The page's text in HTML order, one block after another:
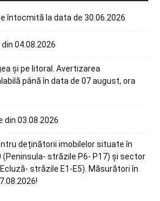
întocmită la data de 30.06.2026
04.08.2026
și pe litoral. Avertizarea
până în data de 07 august, ora
din 03.08.2026
deținătorii imobilelor situate în
străzile P6- P17) și sector
străzile E1-E5). Măsurători în